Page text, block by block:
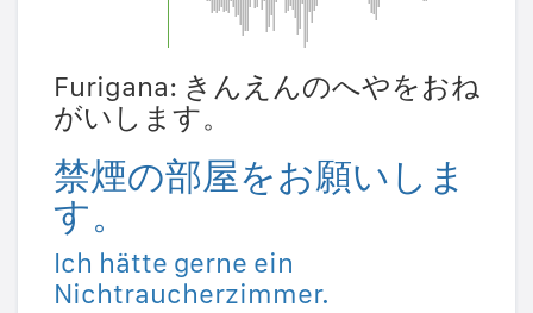
Furigana: きんえんのへやをおね
がいします。
禁煙の部屋をお願いしま
す。
Ich hätte gerne ein
Nichtraucherzimmer.